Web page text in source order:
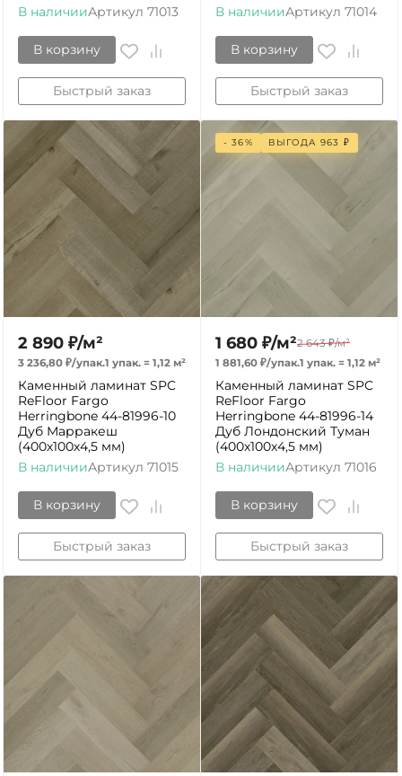
В наличииАртикул 71013
В корзину
Быстрый заказ
В наличииАртикул 71014
В корзину
Быстрый заказ
2 890 ₽/м²
3 236,80 ₽/упак.1 упак. = 1,12 м²
Каменный ламинат SPC
ReFloor Fargo
Herringbone 44-81996-10
Дуб Марракеш
(400х100х4,5 мм)
В наличииАртикул 71015
В корзину
Быстрый заказ
- 36% ВЫГОДА 963 ₽
1 680 ₽/м²2 643 ₽/м²
1 881,60 ₽/упак.1 упак. = 1,12 м²
Каменный ламинат SPC
ReFloor Fargo
Herringbone 44-81996-14
Дуб Лондонский Туман
(400х100х4,5 мм)
В наличииАртикул 71016
В корзину
Быстрый заказ